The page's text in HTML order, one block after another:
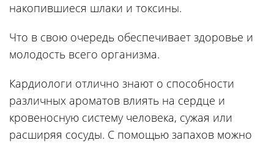
накопившиеся шлаки и токсины.
Что в свою очередь обеспечивает здоровье и
молодость всего организма.
Кардиологи отлично знают о способности
различных ароматов влиять на сердце и
кровеносную систему человека, сужая или
расширяя сосуды. С помощью запахов можно